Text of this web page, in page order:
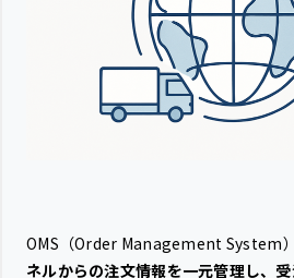
OMS（Order Management System）
ネルからの注文情報を一元管理し、